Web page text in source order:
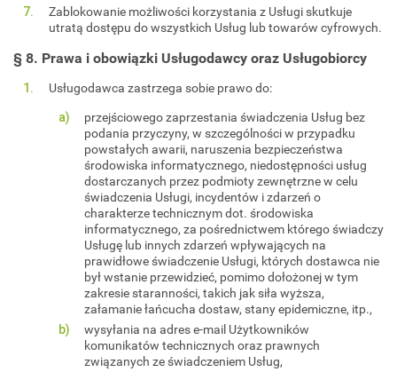
Zablokowanie możliwości korzystania z Usługi skutkuje
utratą dostępu do wszystkich Usług lub towarów cyfrowych.
§ 8. Prawa i obowiązki Usługodawcy oraz Usługobiorcy
Usługodawca zastrzega sobie prawo do:
przejściowego zaprzestania świadczenia Usług bez
podania przyczyny, w szczególności w przypadku
powstałych awarii, naruszenia bezpieczeństwa
środowiska informatycznego, niedostępności usług
dostarczanych przez podmioty zewnętrzne w celu
świadczenia Usługi, incydentów i zdarzeń o
charakterze technicznym dot. środowiska
informatycznego, za pośrednictwem którego świadczy
Usługę lub innych zdarzeń wpływających na
prawidłowe świadczenie Usługi, których dostawca nie
był wstanie przewidzieć, pomimo dołożonej w tym
zakresie staranności, takich jak siła wyższa,
załamanie łańcucha dostaw, stany epidemiczne, itp.,
wysyłania na adres e-mail Użytkowników
komunikatów technicznych oraz prawnych
związanych ze świadczeniem Usług,